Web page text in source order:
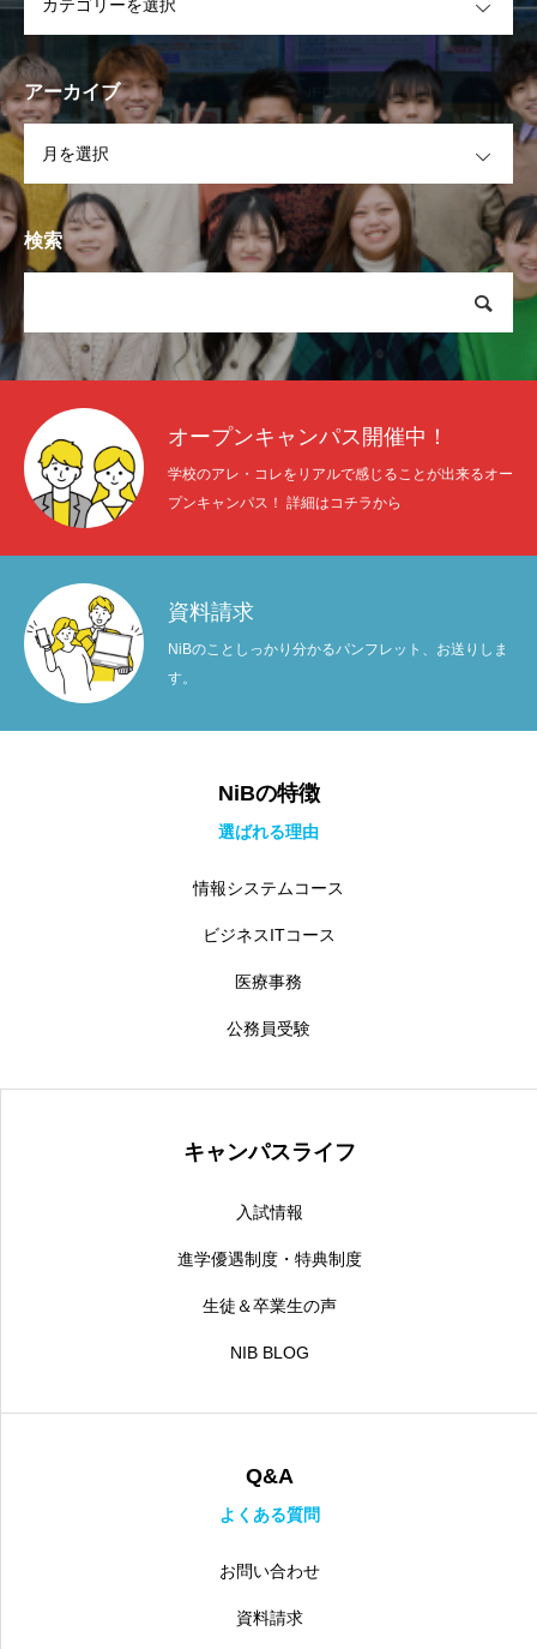
アーカイブ
検索
オープンキャンパス開催中！
学校のアレ・コレをリアルで感じることが出来るオー
プンキャンパス！ 詳細はコチラから
資料請求
NiBのことしっかり分かるパンフレット、お送りしま
す。
NiBの特徴
選ばれる理由
情報システムコース
ビジネスITコース
医療事務
公務員受験
キャンパスライフ
入試情報
進学優遇制度・特典制度
生徒＆卒業生の声
NIB BLOG
Q&A
よくある質問
お問い合わせ
資料請求